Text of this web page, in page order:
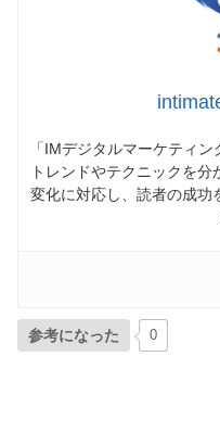
「IMデジタルマーケティ
トレンドやテクニックを
変化に対応し、読者の成功
参考になった 0